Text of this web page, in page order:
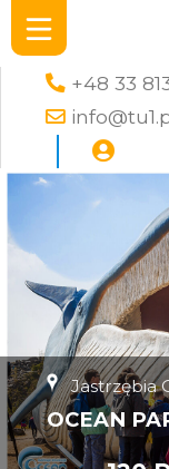
+48 33
Jastrzębia
OCEAN